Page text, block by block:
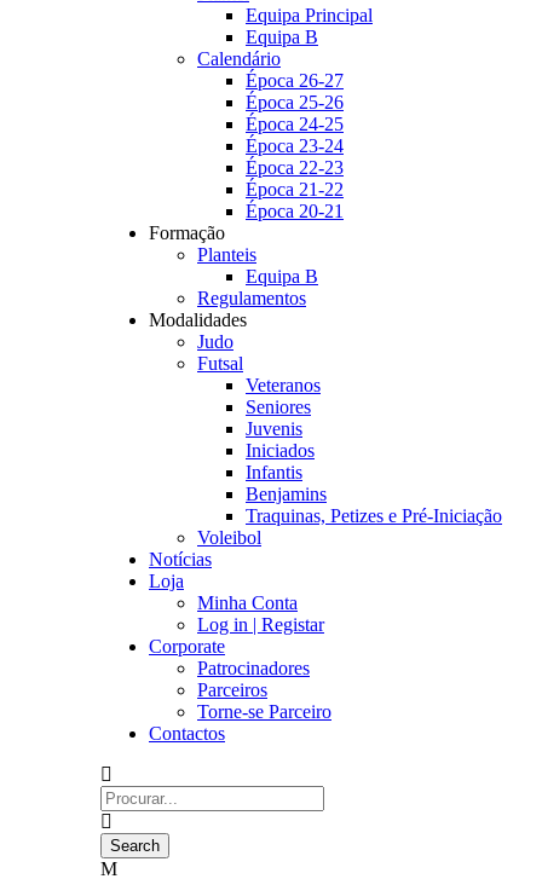
Equipa Principal
Equipa B
Calendário
Época 26-27
Época 25-26
Época 24-25
Época 23-24
Época 22-23
Época 21-22
Época 20-21
Formação
Planteis
Equipa B
Regulamentos
Modalidades
Judo
Futsal
Veteranos
Seniores
Juvenis
Iniciados
Infantis
Benjamins
Traquinas, Petizes e Pré-Iniciação
Voleibol
Notícias
Loja
Minha Conta
Log in | Registar
Corporate
Patrocinadores
Parceiros
Torne-se Parceiro
Contactos